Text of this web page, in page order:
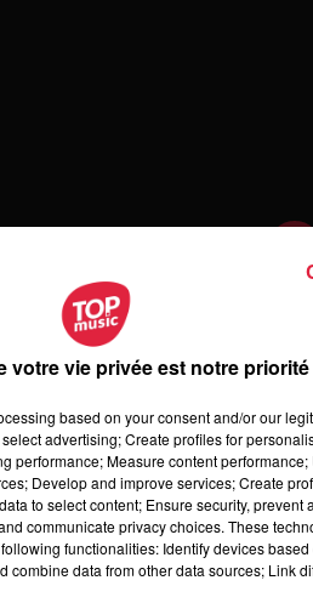
2026
votre vie privée est notre priorité
based on your consent and/or our
advertising; Create profiles for
performance; Measure content
Develop and improve services; Create
to select content; Ensure security, prevent
communicate privacy choices. These
functionalities: Identify devices
data from other data sources; Link